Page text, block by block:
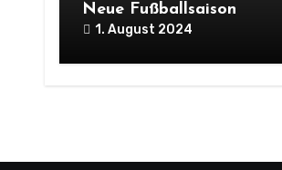
Neue Fußballsaison
1. August 2024